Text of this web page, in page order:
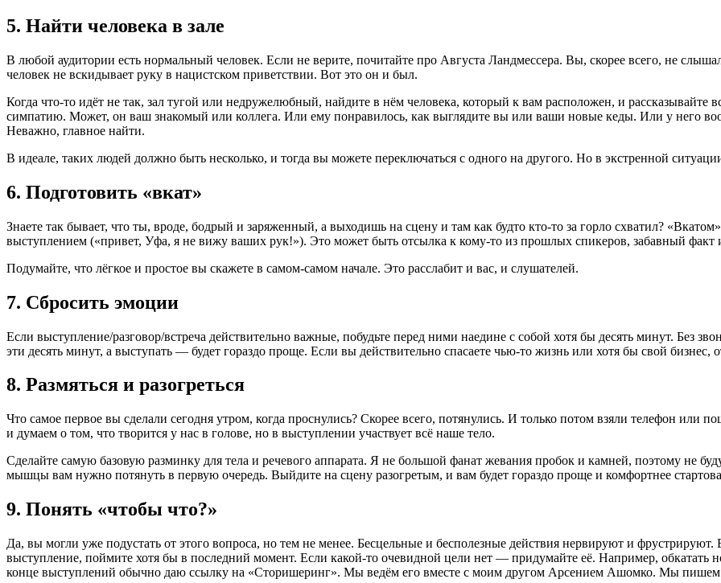
5. Найти человека в зале
В любой аудитории есть нормальный человек. Если не верите, почитайте про Августа Ландмессера. Вы, скорее всего, не
человек не вскидывает руку в нацистском приветствии. Вот это он и был.
Когда что-то идёт не так, зал тугой или недружелюбный, найдите в нём человека, который к вам расположен, и рассказывайте
симпатию. Может, он ваш знакомый или коллега. Или ему понравилось, как выглядите вы или ваши новые кеды. Или у него
Неважно, главное найти.
В идеале, таких людей должно быть несколько, и тогда вы можете переключаться с одного на другого. Но в экстренной
6. Подготовить «вкат»
Знаете так бывает, что ты, вроде, бодрый и заряженный, а выходишь на сцену и там как будто кто-то за горло схватил?
выступлением («привет, Уфа, я не вижу ваших рук!»). Это может быть отсылка к кому-то из прошлых спикеров, забавный факт
Подумайте, что лёгкое и простое вы скажете в самом-самом начале. Это расслабит и вас, и слушателей.
7. Сбросить эмоции
Если выступление/разговор/встреча действительно важные, побудьте перед ними наедине с собой хотя бы десять минут. Без
эти десять минут, а выступать — будет гораздо проще. Если вы действительно спасаете чью-то жизнь или хотя бы свой бизнес,
8. Размяться и разогреться
Что самое первое вы сделали сегодня утром, когда проснулись? Скорее всего, потянулись. И только потом взяли телефон
и думаем о том, что творится у нас в голове, но в выступлении участвует всё наше тело.
Сделайте самую базовую разминку для тела и речевого аппарата. Я не большой фанат жевания пробок и камней, поэтому не
мышцы вам нужно потянуть в первую очередь. Выйдите на сцену разогретым, и вам будет гораздо проще и комфортнее
9. Понять «чтобы что?»
Да, вы могли уже подустать от этого вопроса, но тем не менее. Бесцельные и бесполезные действия нервируют и
выступление, поймите хотя бы в последний момент. Если какой-то очевидной цели нет — придумайте её. Например, обкатать
конце выступлений обычно даю ссылку на «Сторишеринг». Мы ведём его вместе с моим другом Арсением Ашомко. Мы пишем